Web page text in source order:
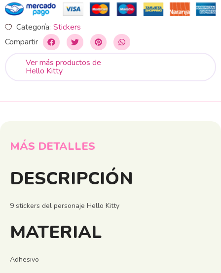
Categoría: Stickers
Compartir
Ver más productos de
Hello Kitty
MÁS DETALLES
DESCRIPCIÓN
9 stickers del personaje Hello Kitty
MATERIAL
Adhesivo